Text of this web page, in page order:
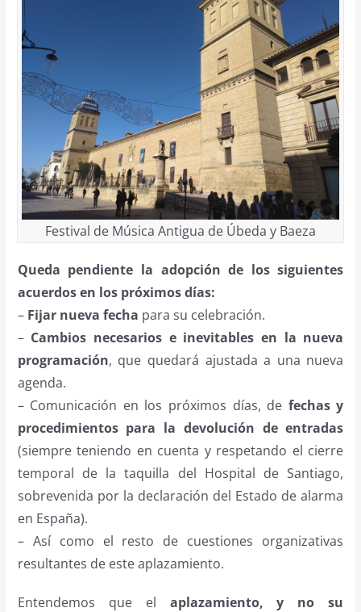
Festival de Música Antigua de Úbeda y Baeza
Queda pendiente la adopción de los siguientes
acuerdos en los próximos días:
– Fijar nueva fecha para su celebración.
– Cambios necesarios e inevitables en la nueva
programación, que quedará ajustada a una nueva
agenda.
– Comunicación en los próximos días, de fechas y
procedimientos para la devolución de entradas
(siempre teniendo en cuenta y respetando el cierre
temporal de la taquilla del Hospital de Santiago,
sobrevenida por la declaración del Estado de alarma
en España).
– Así como el resto de cuestiones organizativas
resultantes de este aplazamiento.
Entendemos que el aplazamiento, y no su